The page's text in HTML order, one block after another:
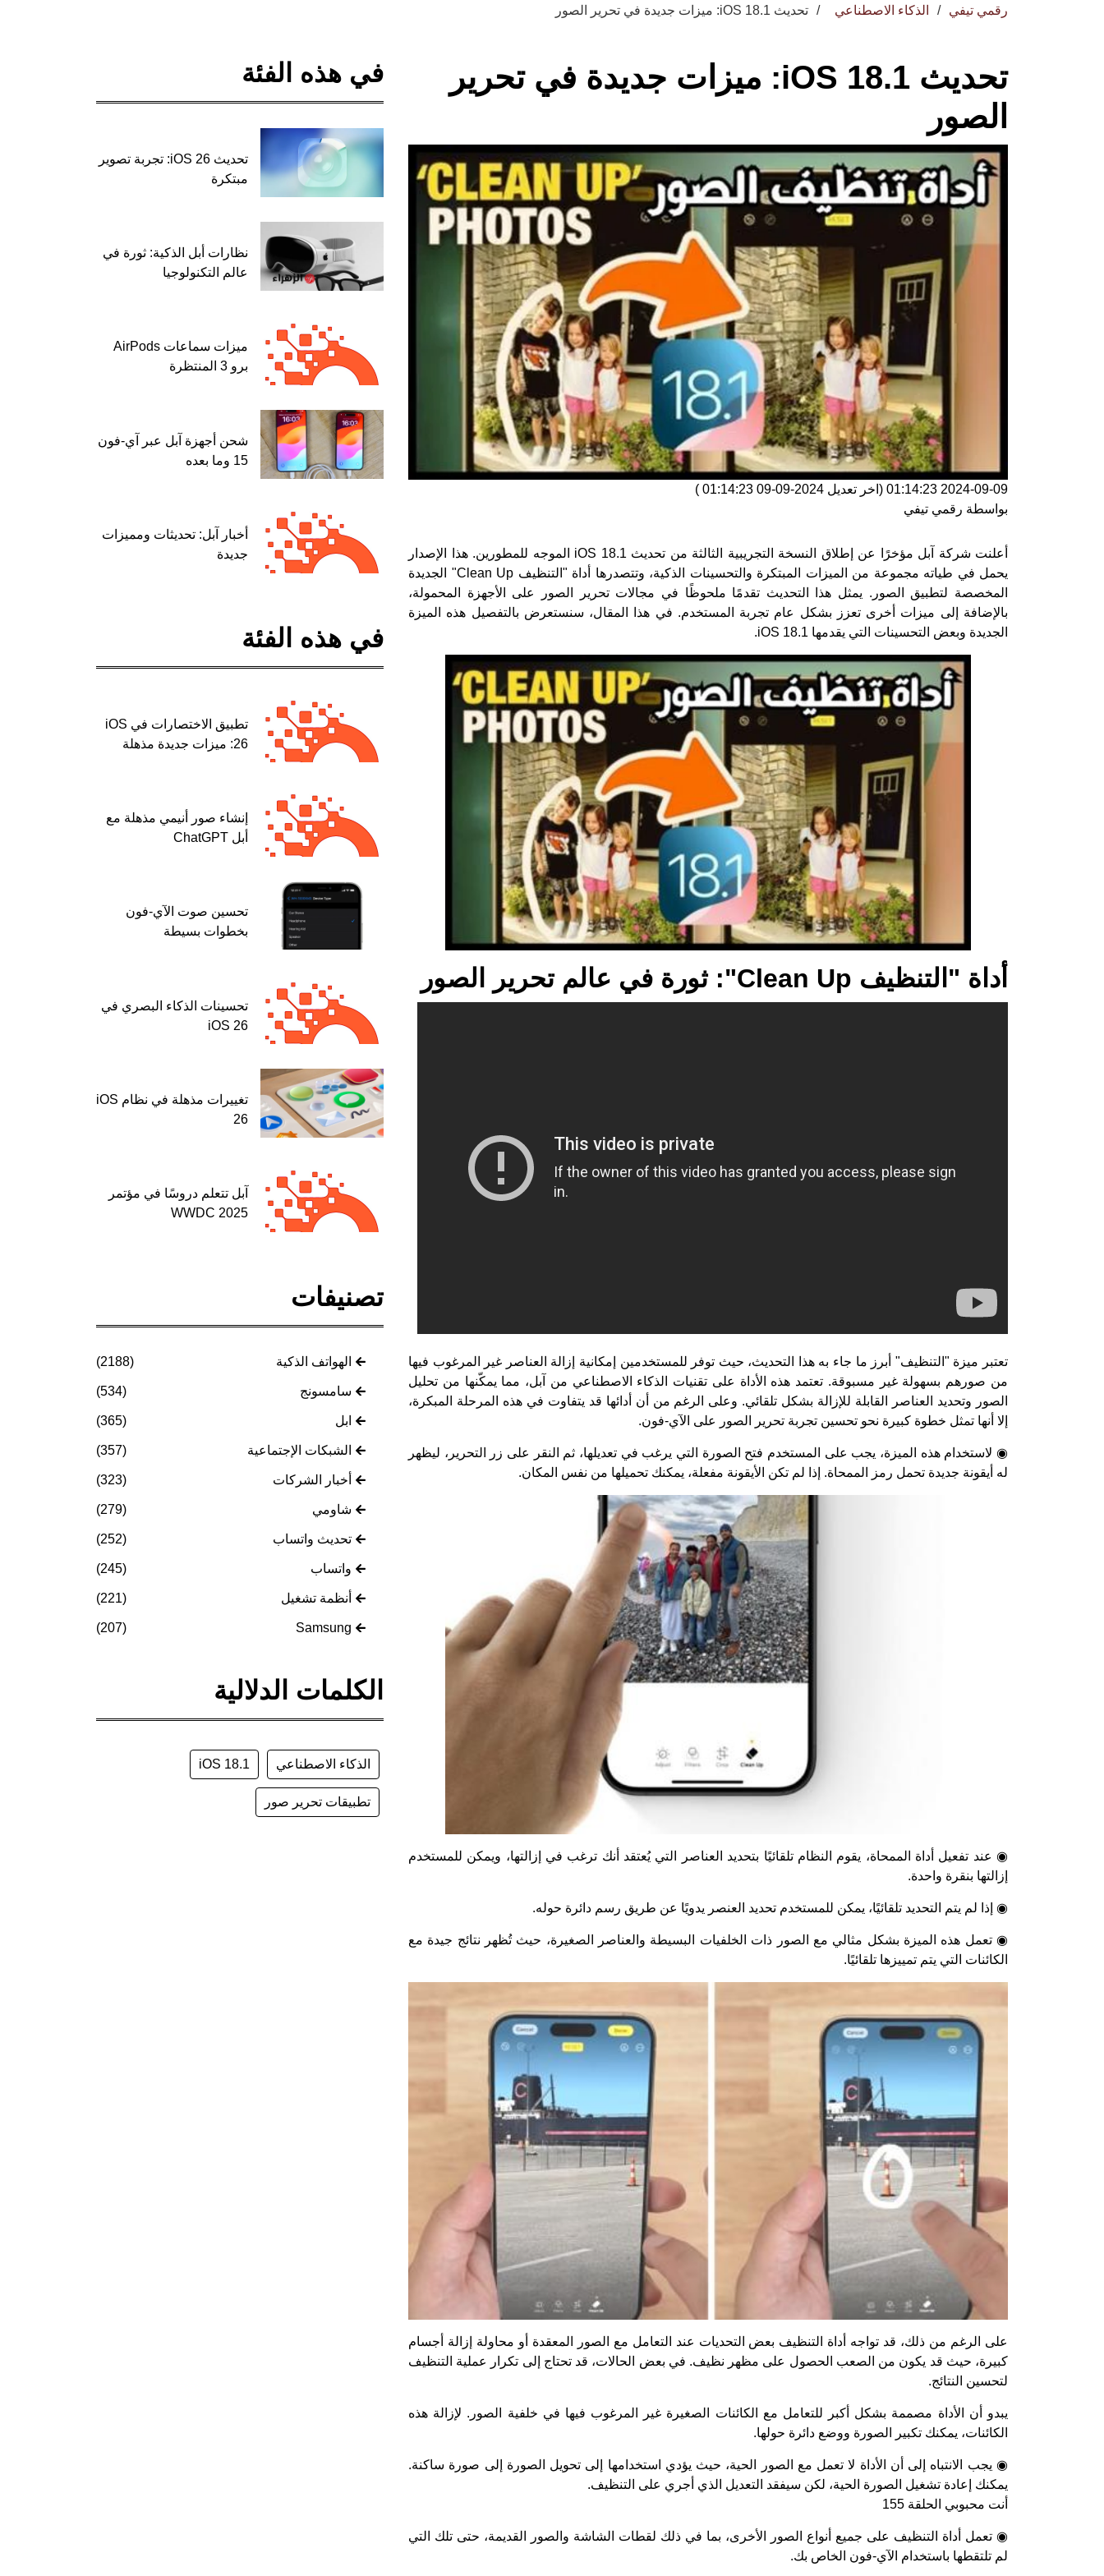
رقمي تيفي الذكاء الاصطناعي تحديث iOS 18.1: ميزات جديدة في تحرير الصور
تحديث iOS 18.1: ميزات جديدة في تحرير
الصور
2024-09-09 01:14:23 (اخر تعديل 2024-09-09 01:14:23
)
بواسطة رقمي تيفي
أعلنت شركة آبل مؤخرًا عن إطلاق النسخة التجريبية الثالثة من تحديث iOS 18.1 الموجه للمطورين. هذا الإصدار
يحمل في طياته مجموعة من الميزات المبتكرة والتحسينات الذكية، وتتصدرها أداة "التنظيف Clean Up" الجديدة
المخصصة لتطبيق الصور. يمثل هذا التحديث تقدمًا ملحوظًا في مجالات تحرير الصور على الأجهزة المحمولة،
بالإضافة إلى ميزات أخرى تعزز بشكل عام تجربة المستخدم. في هذا المقال، سنستعرض بالتفصيل هذه الميزة
الجديدة وبعض التحسينات التي يقدمها iOS 18.1.
أداة "التنظيف Clean Up": ثورة في عالم تحرير الصور
تعتبر ميزة "التنظيف" أبرز ما جاء به هذا التحديث، حيث توفر للمستخدمين إمكانية إزالة العناصر غير المرغوب فيها
من صورهم بسهولة غير مسبوقة. تعتمد هذه الأداة على تقنيات الذكاء الاصطناعي من آبل، مما يمكّنها من تحليل
الصور وتحديد العناصر القابلة للإزالة بشكل تلقائي. وعلى الرغم من أن أدائها قد يتفاوت في هذه المرحلة المبكرة،
إلا أنها تمثل خطوة كبيرة نحو تحسين تجربة تحرير الصور على الآي-فون.
◉ لاستخدام هذه الميزة، يجب على المستخدم فتح الصورة التي يرغب في تعديلها، ثم النقر على زر التحرير، ليظهر
له أيقونة جديدة تحمل رمز الممحاة. إذا لم تكن الأيقونة مفعلة، يمكنك تحميلها من نفس المكان.
◉ عند تفعيل أداة الممحاة، يقوم النظام تلقائيًا بتحديد العناصر التي يُعتقد أنك ترغب في إزالتها، ويمكن للمستخدم
إزالتها بنقرة واحدة.
◉ إذا لم يتم التحديد تلقائيًا، يمكن للمستخدم تحديد العنصر يدويًا عن طريق رسم دائرة حوله.
◉ تعمل هذه الميزة بشكل مثالي مع الصور ذات الخلفيات البسيطة والعناصر الصغيرة، حيث تُظهر نتائج جيدة مع
الكائنات التي يتم تمييزها تلقائيًا.
على الرغم من ذلك، قد تواجه أداة التنظيف بعض التحديات عند التعامل مع الصور المعقدة أو محاولة إزالة أجسام
كبيرة، حيث قد يكون من الصعب الحصول على مظهر نظيف. في بعض الحالات، قد تحتاج إلى تكرار عملية التنظيف
لتحسين النتائج.
يبدو أن الأداة مصممة بشكل أكبر للتعامل مع الكائنات الصغيرة غير المرغوب فيها في خلفية الصور. لإزالة هذه
الكائنات، يمكنك تكبير الصورة ووضع دائرة حولها.
◉ يجب الانتباه إلى أن الأداة لا تعمل مع الصور الحية، حيث يؤدي استخدامها إلى تحويل الصورة إلى صورة ساكنة.
يمكنك إعادة تشغيل الصورة الحية، لكن سيفقد التعديل الذي أجري على التنظيف.
أنت محبوبي الحلقة 155
◉ تعمل أداة التنظيف على جميع أنواع الصور الأخرى، بما في ذلك لقطات الشاشة والصور القديمة، حتى تلك التي
لم تلتقطها باستخدام الآي-فون الخاص بك.
في هذه الفئة
تحديث iOS 26: تجربة تصوير
مبتكرة
نظارات أبل الذكية: ثورة في
عالم التكنولوجيا
ميزات سماعات AirPods
برو 3 المنتظرة
شحن أجهزة آبل عبر آي-فون
15 وما بعده
أخبار آبل: تحديثات ومميزات
جديدة
في هذه الفئة
تطبيق الاختصارات في iOS
26: ميزات جديدة مذهلة
إنشاء صور أنيمي مذهلة مع
أبل ChatGPT
تحسين صوت الآي-فون
بخطوات بسيطة
تحسينات الذكاء البصري في
iOS 26
تغييرات مذهلة في نظام iOS
26
آبل تتعلم دروسًا في مؤتمر
WWDC 2025
تصنيفات
الهواتف الذكية (2188)
سامسونج (534)
ابل (365)
الشبكات الإجتماعية (357)
أخبار الشركات (323)
شاومي (279)
تحديث واتساب (252)
واتساب (245)
أنظمة تشغيل (221)
Samsung
(207)
الكلمات الدلالية
الذكاء الاصطناعي iOS 18.1
تطبيقات تحرير صور